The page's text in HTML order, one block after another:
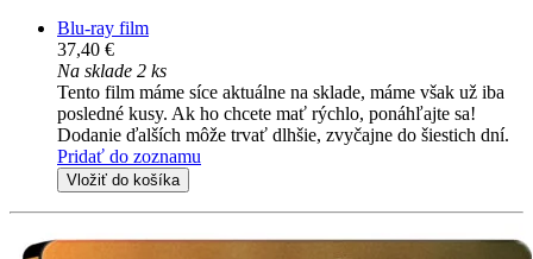
Blu-ray film
37,40 €
Na sklade 2 ks
Tento film máme síce aktuálne na sklade, máme však už iba
posledné kusy. Ak ho chcete mať rýchlo, ponáhľajte sa!
Dodanie ďalších môže trvať dlhšie, zvyčajne do šiestich dní.
Pridať do zoznamu
Vložiť do košíka